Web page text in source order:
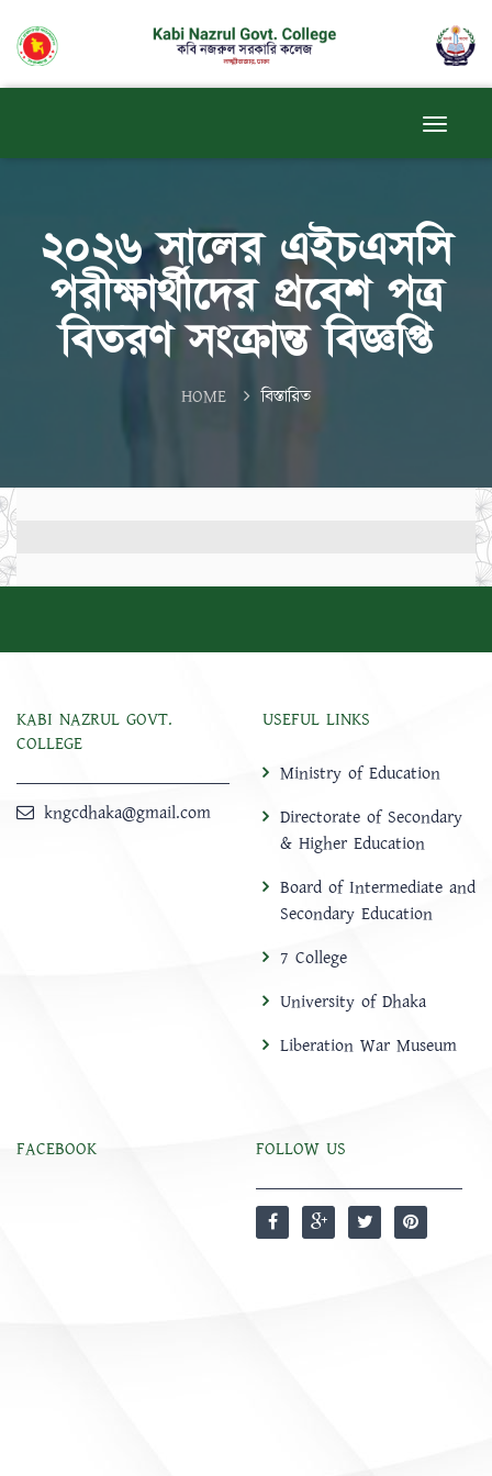
২০২৬ সালের এইচএসসি
পরীক্ষার্থীদের প্রবেশ পত্র
বিতরণ সংক্রান্ত বিজ্ঞপ্তি
HOME বিস্তারিত
KABI NAZRUL GOVT.
COLLEGE
kngcdhaka@gmail.com
USEFUL LINKS
Ministry of Education
Directorate of Secondary
& Higher Education
Board of Intermediate and
Secondary Education
7 College
University of Dhaka
Liberation War Museum
FACEBOOK FOLLOW US